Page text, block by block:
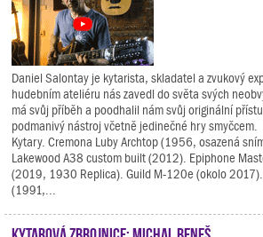
Daniel Salontay je kytarista, skladatel a zvukový
hudebním ateliéru nás zavedl do světa svých
má svůj příběh a poodhalil nám svůj originální
podmanivý nástroj včetně jedinečné hry smyčcem.
Kytary. Cremona Luby Archtop (1956, osazená
Lakewood A38 custom built (2012). Epiphone
(2019, 1930 Replica). Guild M-120e (okolo 2017).
(1991,...
Kytarová zbrojnice: Michal Beneš